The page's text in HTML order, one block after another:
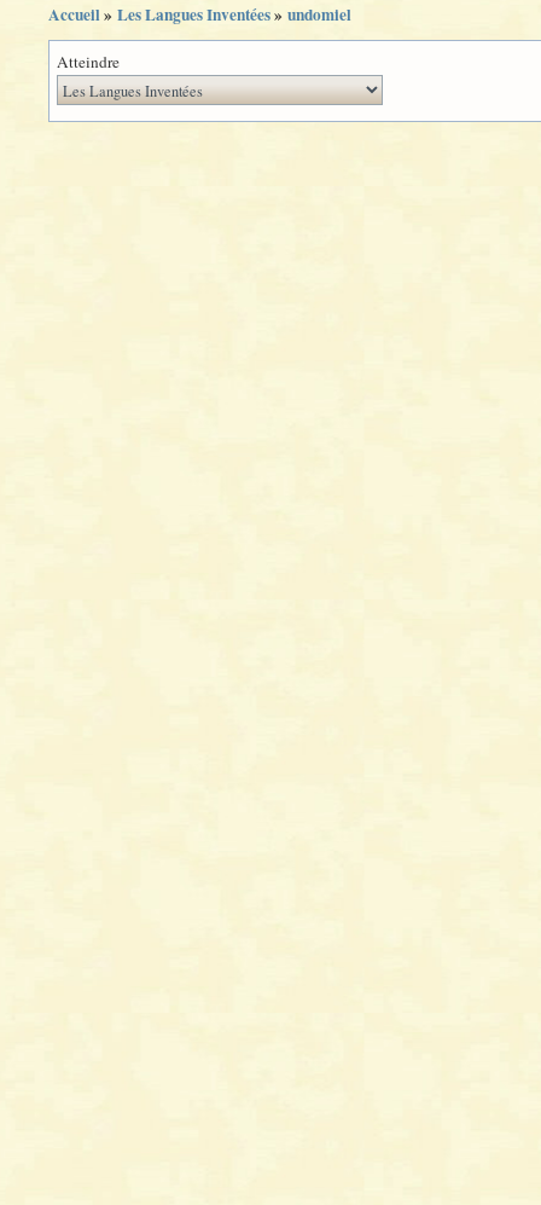
Accueil» Les Langues Inventées» undomiel
Atteindre